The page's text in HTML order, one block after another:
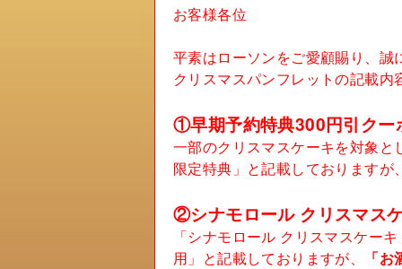
お客様各位
平素はローソンをご愛顧賜り、誠
クリスマスパンフレットの記載
①早期予約特典300円引クー
一部のクリスマスケーキを対象
限定特典」と記載しておりますが
②シナモロール クリスマス
「シナモロール クリスマスケー
用」と記載しておりますが、
「